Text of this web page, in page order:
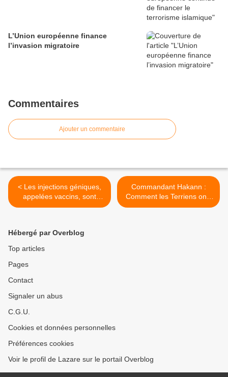
L’Union européenne finance
l’invasion migratoire
Commentaires
Ajouter un commentaire
< Les injections géniques,
appelées vaccins, sont
inefficaces et dangereuses
Commandant Hakann :
Comment les Terriens ont-
ils été créés ? >
Hébergé par Overblog
Top articles
Pages
Contact
Signaler un abus
C.G.U.
Cookies et données personnelles
Préférences cookies
Voir le profil de Lazare sur le portail Overblog